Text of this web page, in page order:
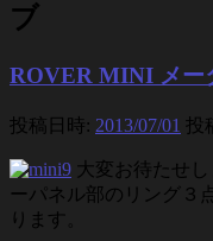
ブ
ROVER MINI メ
投稿日時: 2013/07/01 投
大変お待たせ
ーパネル部のリング３
ります。